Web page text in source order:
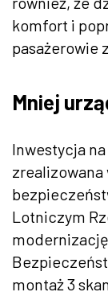
komfort i
pasażerowie
Mniej
Inwestycja
zrealizowana
Lotniczym
montaż 3